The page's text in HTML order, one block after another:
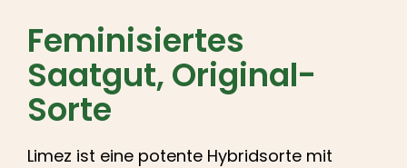
Feminisiertes
Saatgut, Original-
Sorte
Limez ist eine potente Hybridsorte mit